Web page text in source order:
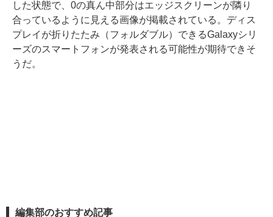
した状態で、0の真ん中部分はエッジスクリーンが隣り
合っているように見える画像が掲載されている。ディス
プレイが折りたたみ（フォルダブル）できるGalaxyシリ
ーズのスマートフォンが発表される可能性が期待できそ
うだ。
編集部のおすすめ記事